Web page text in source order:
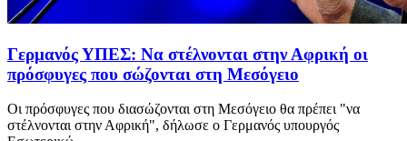
Γερμανός ΥΠΕΣ: Να στέλνονται στην Αφρική οι
πρόσφυγες που σώζονται στη Μεσόγειο
Οι πρόσφυγες που διασώζονται στη Μεσόγειο θα πρέπει "να
στέλνονται στην Αφρική", δήλωσε ο Γερμανός υπουργός